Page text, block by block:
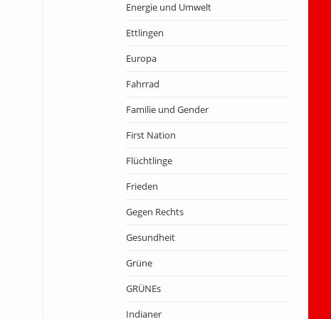
Energie und Umwelt
Ettlingen
Europa
Fahrrad
Familie und Gender
First Nation
Flüchtlinge
Frieden
Gegen Rechts
Gesundheit
Grüne
GRÜNEs
Indianer